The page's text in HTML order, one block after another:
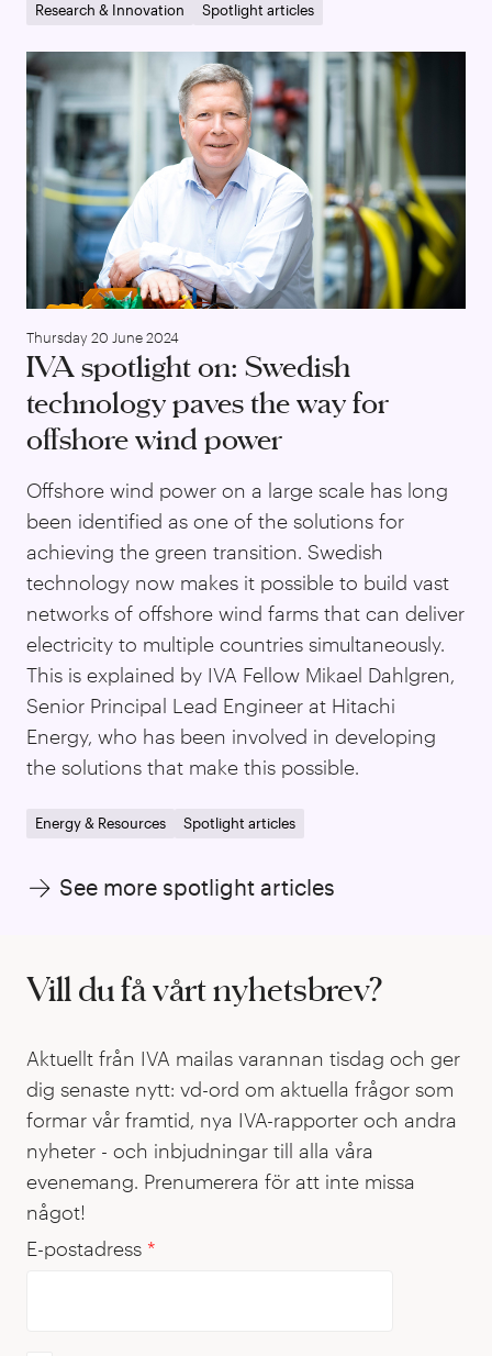
Research & Innovation Spotlight articles
Thursday 20 June 2024
IVA spotlight on: Swedish
technology paves the way for
offshore wind power
Offshore wind power on a large scale has long
been identified as one of the solutions for
achieving the green transition. Swedish
technology now makes it possible to build vast
networks of offshore wind farms that can deliver
electricity to multiple countries simultaneously.
This is explained by IVA Fellow Mikael Dahlgren,
Senior Principal Lead Engineer at Hitachi
Energy, who has been involved in developing
the solutions that make this possible.
Energy & Resources Spotlight articles
See more spotlight articles
Vill du få vårt nyhetsbrev?
Aktuellt från IVA mailas varannan tisdag och ger
dig senaste nytt: vd-ord om aktuella frågor som
formar vår framtid, nya IVA-rapporter och andra
nyheter - och inbjudningar till alla våra
evenemang. Prenumerera för att inte missa
något!
E-postadress *